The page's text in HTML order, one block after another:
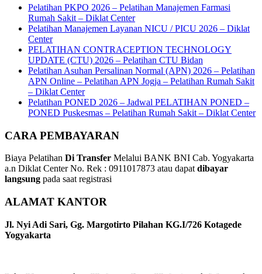
Pelatihan PKPO 2026 – Pelatihan Manajemen Farmasi
Rumah Sakit – Diklat Center
Pelatihan Manajemen Layanan NICU / PICU 2026 – Diklat
Center
PELATIHAN CONTRACEPTION TECHNOLOGY
UPDATE (CTU) 2026 – Pelatihan CTU Bidan
Pelatihan Asuhan Persalinan Normal (APN) 2026 – Pelatihan
APN Online – Pelatihan APN Jogja – Pelatihan Rumah Sakit
– Diklat Center
Pelatihan PONED 2026 – Jadwal PELATIHAN PONED –
PONED Puskesmas – Pelatihan Rumah Sakit – Diklat Center
CARA PEMBAYARAN
Biaya Pelatihan Di Transfer Melalui BANK BNI Cab. Yogyakarta
a.n Diklat Center No. Rek : 0911017873 atau dapatdibayar
langsung pada saat registrasi
ALAMAT KANTOR
Jl. Nyi Adi Sari, Gg. Margotirto Pilahan KG.I/726 Kotagede
Yogyakarta